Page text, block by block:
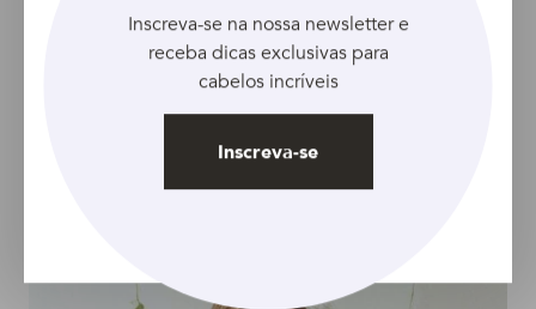
Conheça os benefícios
ARTIGO
Cabelos ressecados? A
solução pode estar na
Inscreva-se na nossa newsletter e
receba dicas exclusivas para
cabelos incríveis
Inscreva-se